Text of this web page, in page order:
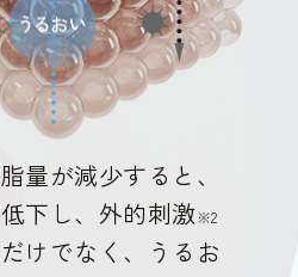
量が減少すると、
下し、外的刺激※2
けでなく、うるお